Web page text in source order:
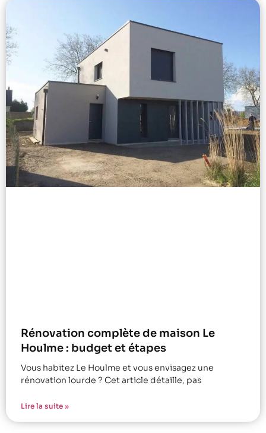
Rénovation complète de maison Le
Houlme : budget et étapes
Vous habitez Le Houlme et vous envisagez une
rénovation lourde ? Cet article détaille, pas
Lire la suite »